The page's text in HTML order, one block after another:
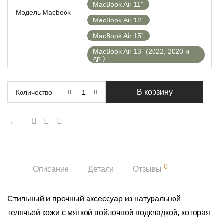
Модель Macbook
MacBook Air 11”
MacBook Air 12”
MacBook Air 15”
MacBook Air 13” (2022, 2020 и
др.)
Количество В корзину
Описание Детали Отзывы 0
Стильный и прочный аксессуар из натуральной
телячьей кожи с мягкой войлочной подкладкой, которая